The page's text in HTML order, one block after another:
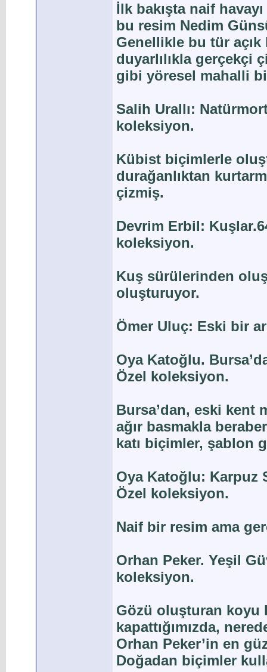
İlk bakışta naif
bu resim Nedim
Genellikle bu tür açık
duyarlılıkla gerçekçi
gibi yöresel mahalli
Salih Urallı:
koleksiyon.
Kübist biçimlerle
durağanlıktan
çizmiş.
Devrim Erbil:
koleksiyon.
Kuş sürülerinden
oluşturuyor.
Ömer Uluç: Eski bir
Oya Katoğlu.
Özel koleksiyon.
Bursa’dan, eski kent
ağır basmakla
katı biçimler, şablon
Oya Katoğlu: Karpuz
Özel koleksiyon.
Naif bir resim ama
Orhan Peker. Yeşil
koleksiyon.
Gözü oluşturan koyu
kapattığımızda,
Orhan Peker’in en
Doğadan biçimler